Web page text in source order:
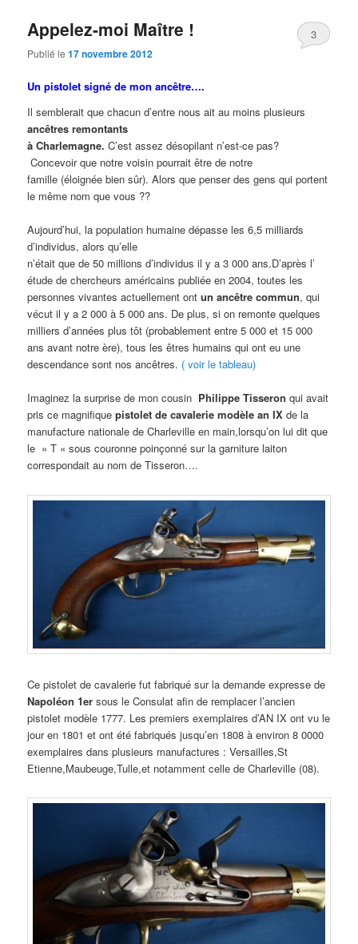
Appelez-moi Maître !
Publié le17 novembre 2012
3
Un pistolet signé de mon ancêtre….
Il semblerait que chacun d’entre nous ait au moins plusieurs
ancêtres remontants
à Charlemagne.C’est assez désopilant n’est-ce pas?
Concevoir que notre voisin pourrait être de notre
famille (éloignée bien sûr). Alors que penser des gens qui portent
le même nom que vous ??
Aujourd’hui, la population humaine dépasse les 6,5 milliards
d’individus, alors qu’elle
n’était que de 50 millions d’individus il y a 3 000 ans.D’après l’
étude de chercheurs américains publiée en 2004, toutes les
personnes vivantes actuellement ontun ancêtre commun, qui
vécut il y a 2 000 à 5 000 ans. De plus, si on remonte quelques
milliers d’années plus tôt (probablement entre 5 000 et 15 000
ans avant notre ère), tous les êtres humains qui ont eu une
descendance sont nos ancêtres. ( voir le tableau)
Imaginez la surprise de mon cousin Philippe Tisseronqui avait
pris ce magnifiquepistolet de cavalerie modèle an IX de la
manufacture nationale de Charleville en main,lorsqu’on lui dit que
le » T « sous couronne poinçonné sur la garniture laiton
correspondait au nom de Tisseron….
Ce pistolet de cavalerie fut fabriqué sur la demande expresse de
Napoléon 1er sous le Consulat afin de remplacer l’ancien
pistolet modèle 1777. Les premiers exemplaires d’AN IX ont vu le
jour en 1801 et ont été fabriqués jusqu’en 1808 à environ 8 0000
exemplaires dans plusieurs manufactures : Versailles,St
Etienne,Maubeuge,Tulle,et notamment celle de Charleville (08).